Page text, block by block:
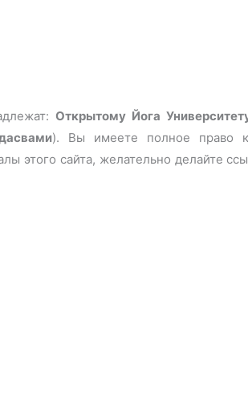
Открытому Йога
). Вы имеете полное право
этого сайта, желательно делайте